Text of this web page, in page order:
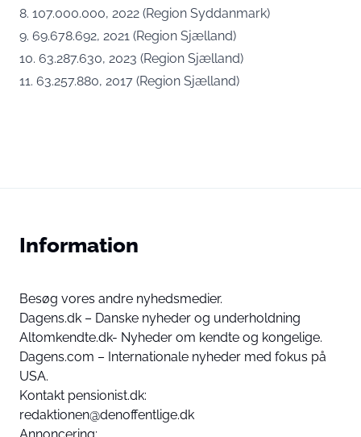
8. 107.000.000, 2022 (Region Syddanmark)
9. 69.678.692, 2021 (Region Sjælland)
10. 63.287.630, 2023 (Region Sjælland)
11. 63.257.880, 2017 (Region Sjælland)
Information
Besøg vores andre nyhedsmedier.
Dagens.dk – Danske nyheder og underholdning
Altomkendte.dk- Nyheder om kendte og kongelige.
Dagens.com – Internationale nyheder med fokus på
USA.
Kontakt pensionist.dk:
redaktionen@denoffentlige.dk